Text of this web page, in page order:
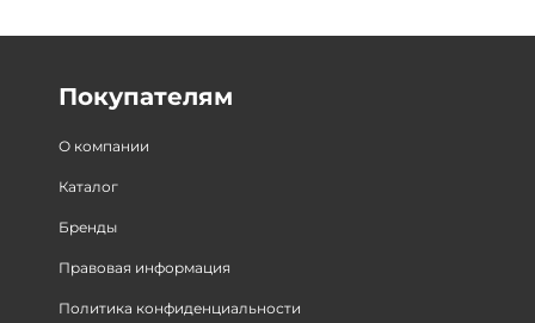
Покупателям
О компании
Каталог
Бренды
Правовая информация
Политика конфиденциальности